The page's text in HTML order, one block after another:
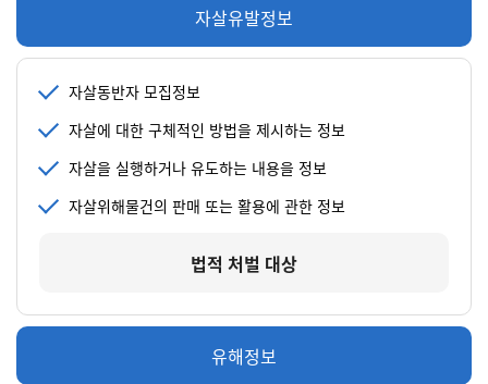
자살유발정보
자살동반자 모집정보
자살에 대한 구체적인 방법을 제시하는 정보
자살을 실행하거나 유도하는 내용을 정보
자살위해물건의 판매 또는 활용에 관한 정보
법적 처벌 대상
유해정보